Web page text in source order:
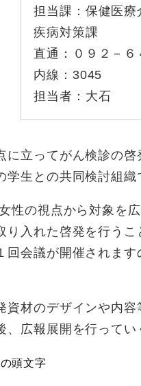
担当課： 保健医
疾病対策課
直通：
０９２－
内線： 3045
担当者： 大石
立ってがん検診の啓
生との共同検討組織
の視点から対象を広
入れた啓発を行うこ
会議が開催されます
材のデザインや内容
広報展開を行ってい
の頭文字